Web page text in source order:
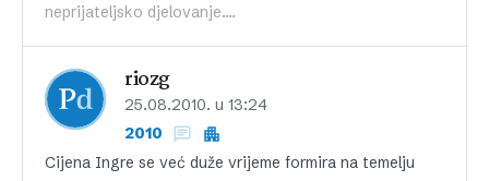
neprijateljsko djelovanje....
riozg
25.08.2010. u 13:24
2010
Cijena Ingre se već duže vrijeme formira na temelju